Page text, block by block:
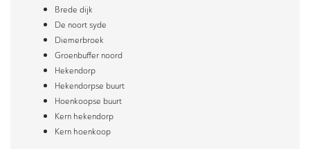
Brede dijk
De noort syde
Diemerbroek
Groenbuffer noord
Hekendorp
Hekendorpse buurt
Hoenkoopse buurt
Kern hekendorp
Kern hoenkoop